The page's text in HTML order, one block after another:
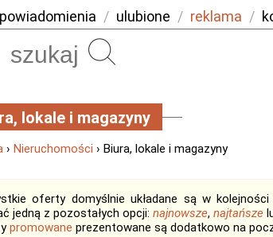
powiadomienia / ulubione / reklama /
lokale i magazyny
› Nieruchomości › Biura, lokale i magazyny
oferty domyślnie układane są w
jedną z pozostałych opcji: najnowsze, najtańsze
promowane prezentowane są dodatkowo na